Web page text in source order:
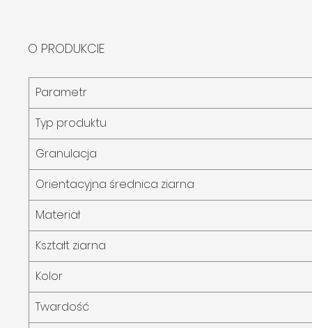
O PRODUKCIE
Parametr
Typ produktu
Granulacja
Orientacyjna średnica ziarna
Materiał
Kształt ziarna
Kolor
Twardość